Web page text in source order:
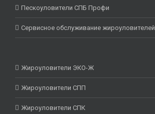
Пескоуловители СПБ Профи
Сервисное обслуживание жироуловителей
Жироуловители ЭКО-Ж
Жироуловители СПП
Жироуловители СПК